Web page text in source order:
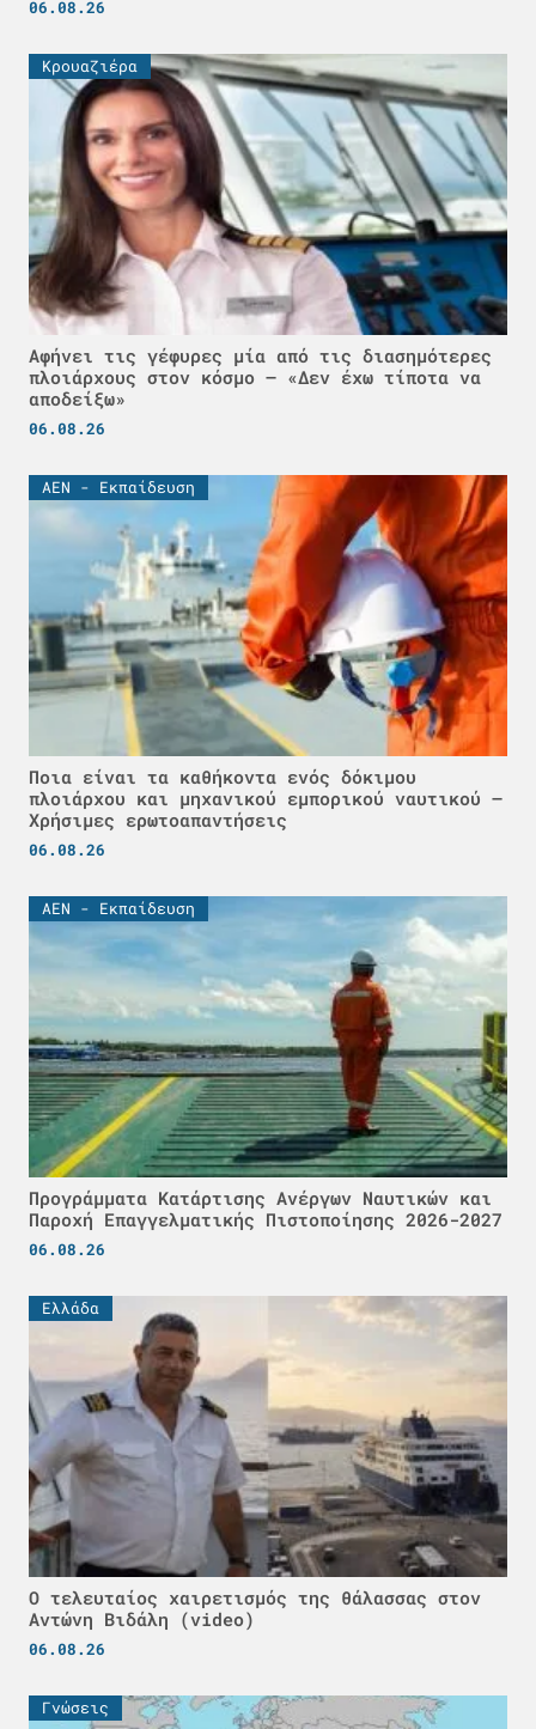
06.08.26
Κρουαζιέρα
Αφήνει τις γέφυρες μία από τις διασημότερες
πλοιάρχους στον κόσμο – «Δεν έχω τίποτα να
αποδείξω»
06.08.26
ΑΕΝ - Εκπαίδευση
Ποια είναι τα καθήκοντα ενός δόκιμου
πλοιάρχου και μηχανικού εμπορικού ναυτικού –
Χρήσιμες ερωτοαπαντήσεις
06.08.26
ΑΕΝ - Εκπαίδευση
Προγράμματα Κατάρτισης Ανέργων Ναυτικών και
Παροχή Επαγγελματικής Πιστοποίησης 2026-2027
06.08.26
Ελλάδα
Ο τελευταίος χαιρετισμός της θάλασσας στον
Αντώνη Βιδάλη (video)
06.08.26
Γνώσεις